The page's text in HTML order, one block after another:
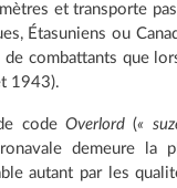
et transporte
Étasuniens ou
combattants que
1943).
code Overlord («
demeure la
autant par les